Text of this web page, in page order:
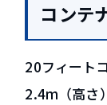
コンテ
20フィート
2.4m（高さ）